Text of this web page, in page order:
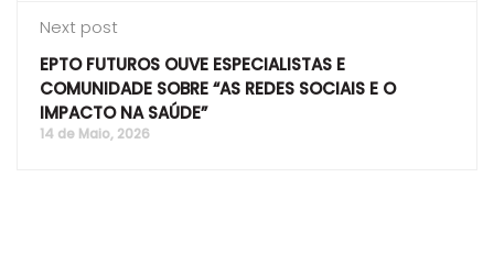
Next post
EPTO FUTUROS OUVE ESPECIALISTAS E
COMUNIDADE SOBRE “AS REDES SOCIAIS E O
IMPACTO NA SAÚDE”
14 de Maio, 2026